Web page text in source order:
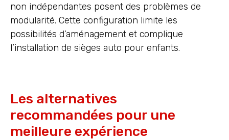
non indépendantes posent des problèmes de
modularité. Cette configuration limite les
possibilités d’aménagement et complique
l’installation de sièges auto pour enfants.
Les alternatives
recommandées pour une
meilleure expérience